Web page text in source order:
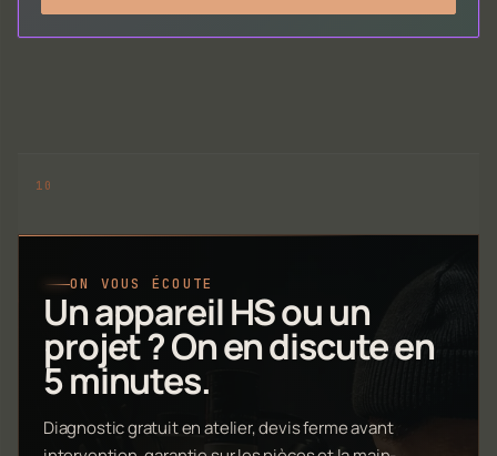
ON VOUS ÉCOUTE
Un appareil HS ou un
projet ? On en discute en
5 minutes.
Diagnostic gratuit en atelier, devis ferme avant